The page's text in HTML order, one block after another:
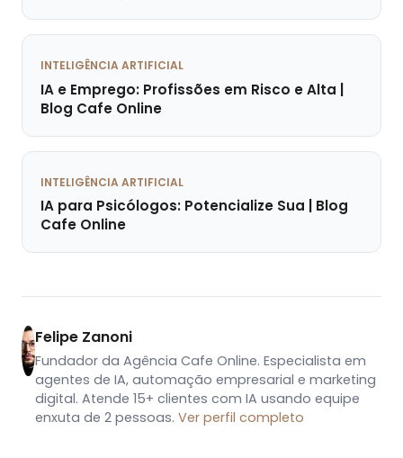
INTELIGÊNCIA ARTIFICIAL
IA e Emprego: Profissões em Risco e Alta |
Blog Cafe Online
INTELIGÊNCIA ARTIFICIAL
IA para Psicólogos: Potencialize Sua | Blog
Cafe Online
Felipe Zanoni
Fundador da Agência Cafe Online. Especialista em
agentes de IA, automação empresarial e marketing
digital. Atende 15+ clientes com IA usando equipe
enxuta de 2 pessoas.Ver perfil completo